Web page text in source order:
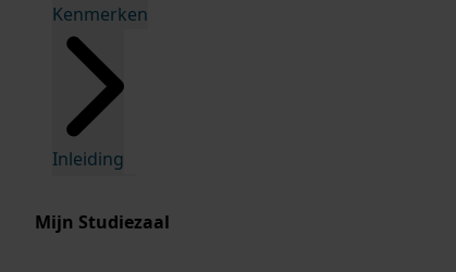
Kenmerken
Inleiding
Mijn Studiezaal